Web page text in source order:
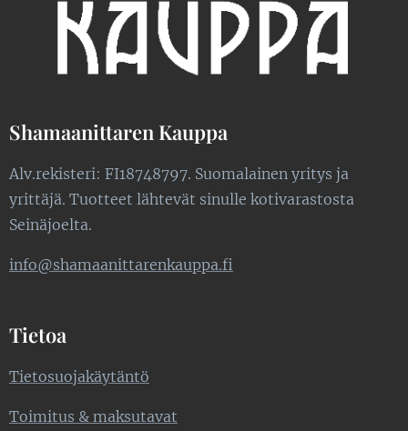
Shamaanittaren Kauppa
Alv.rekisteri: FI18748797. Suomalainen yritys ja
yrittäjä. Tuotteet lähtevät sinulle kotivarastosta
Seinäjoelta.
info@shamaanittarenkauppa.fi
Tietoa
Tietosuojakäytäntö
Toimitus & maksutavat